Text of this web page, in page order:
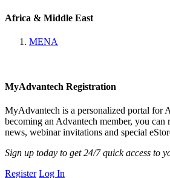
Africa & Middle East
MENA
MyAdvantech Registration
MyAdvantech is a personalized portal for
becoming an Advantech member, you can
news, webinar invitations and special
Sign up today to get 24/7 quick access to
Register Log In